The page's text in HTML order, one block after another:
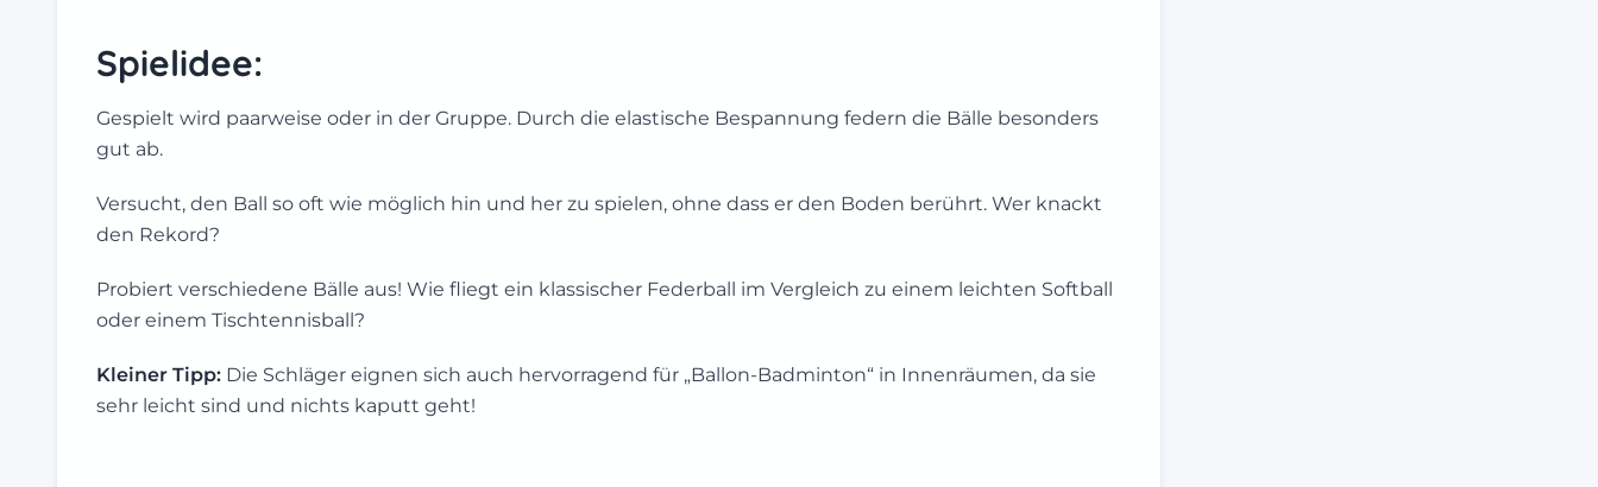
Spielidee:
Gespielt wird paarweise oder in der Gruppe. Durch die elastische Bespannung federn die Bälle besonders
gut ab.
Versucht, den Ball so oft wie möglich hin und her zu spielen, ohne dass er den Boden berührt. Wer knackt
den Rekord?
Probiert verschiedene Bälle aus! Wie fliegt ein klassischer Federball im Vergleich zu einem leichten Softball
oder einem Tischtennisball?
Kleiner Tipp: Die Schläger eignen sich auch hervorragend für „Ballon-Badminton“ in Innenräumen, da sie
sehr leicht sind und nichts kaputt geht!